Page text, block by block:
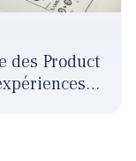
des Product